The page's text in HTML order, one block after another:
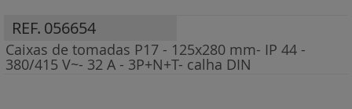
REF. 056654
Caixas de tomadas P17 - 125x280 mm- IP 44 -
380/415 V~- 32 A - 3P+N+T- calha DIN